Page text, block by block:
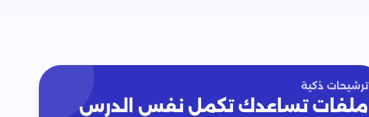
ترشيحات ذكية
ملفات تساعدك تكمل نفس الدرس